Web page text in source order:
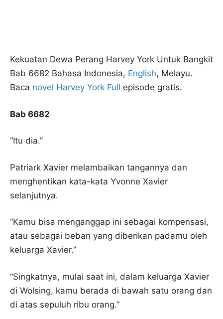
Kekuatan Dewa Perang Harvey York Untuk Bangkit
Bab 6682 Bahasa Indonesia, English, Melayu.
Baca novel Harvey York Full episode gratis.
Bab 6682
“Itu dia.”
Patriark Xavier melambaikan tangannya dan
menghentikan kata-kata Yvonne Xavier
selanjutnya.
“Kamu bisa menganggap ini sebagai kompensasi,
atau sebagai beban yang diberikan padamu oleh
keluarga Xavier.”
“Singkatnya, mulai saat ini, dalam keluarga Xavier
di Wolsing, kamu berada di bawah satu orang dan
di atas sepuluh ribu orang.”